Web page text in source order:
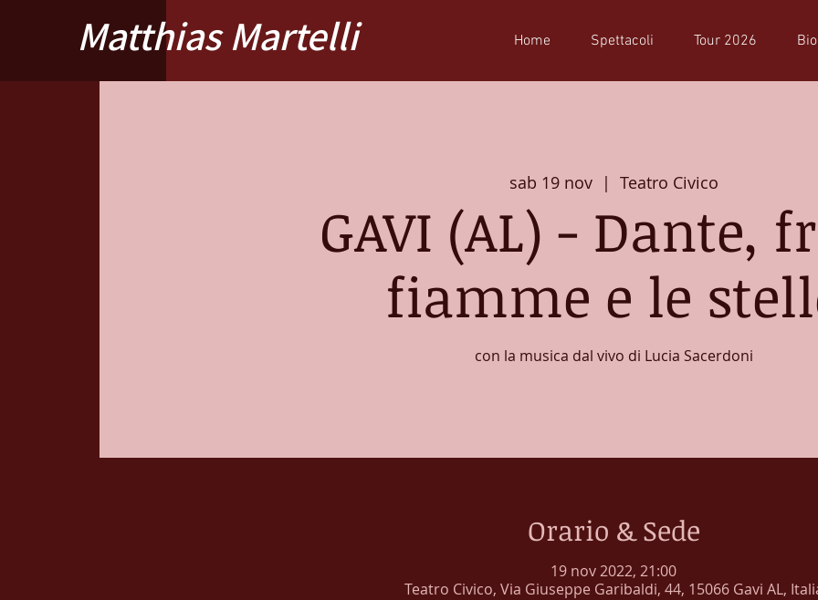
Matthias Martelli Home Spettacoli Tour 2026 Bio
sab 19 nov
  |
Teatro Civico
GAVI (AL) - Dante,
fiamme e le
con la musica dal vivo di Lucia Sacerdoni
Orario & Sede
19 nov 2022, 21:00
Teatro Civico, Via Giuseppe Garibaldi, 44, 15066 Gavi AL,